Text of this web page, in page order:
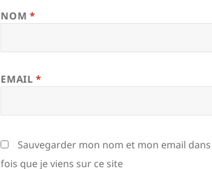
NOM *
EMAIL*
Sauvegarder mon nom et mon email
fois que je viens sur ce site